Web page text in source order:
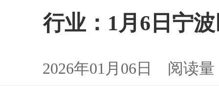
行业：1月6日宁
2026年01月06日 阅读